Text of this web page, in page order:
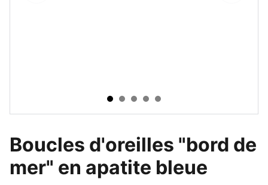
Boucles d'oreilles "bord de
mer" en apatite bleue